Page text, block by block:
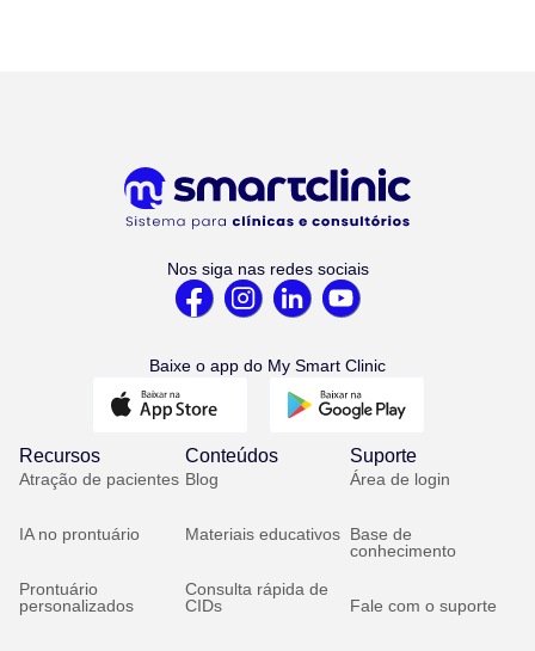
Nos siga nas redes sociais
Baixe o app do My Smart Clinic
Recursos
Atração de pacientes
IA no prontuário
Prontuário
personalizados
Conteúdos
Blog
Materiais educativos
Consulta rápida de
CIDs
Suporte
Área de login
Base de
conhecimento
Fale com o suporte